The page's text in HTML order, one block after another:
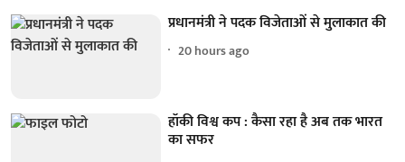
प्रधानमंत्री ने पदक विजेताओं से मुलाकात की
20 hours ago
हॉकी विश्व कप : कैसा रहा है अब तक भारत
का सफर